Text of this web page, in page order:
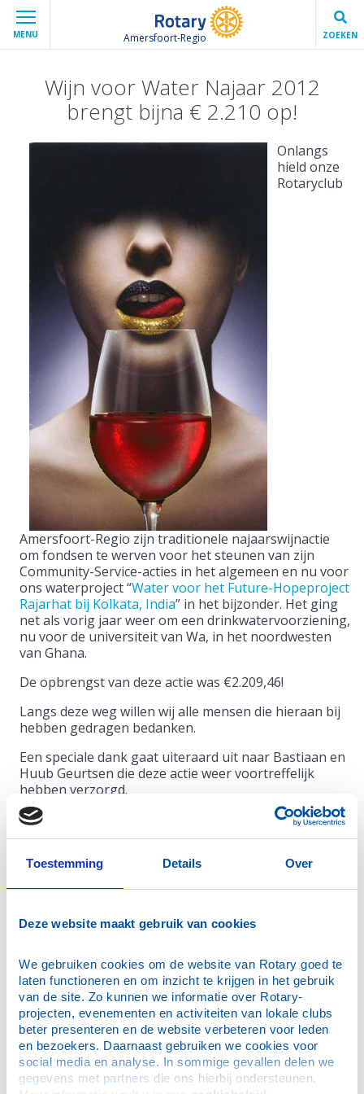
Toestemming Details Over
Deze website maakt gebruik van cookies
We gebruiken cookies om de website van Rotary goed te
laten functioneren en om inzicht te krijgen in het gebruik
van de site. Zo kunnen we informatie over Rotary-
projecten, evenementen en activiteiten van lokale clubs
beter presenteren en de website verbeteren voor leden
en bezoekers. Daarnaast gebruiken we cookies voor
social media en analyse. In sommige gevallen delen we
gegevens met partners die ons hierbij ondersteunen.
MENU Amersfoort-Regio ZOEKEN
Wijn voor Water Najaar 2012
brengt bijna € 2.210 op!
Onlangs
hield onze
Rotaryclub
Amersfoort-Regio zijn traditionele najaarswijnactie
om fondsen te werven voor het steunen van zijn
Community-Service-acties in het algemeen en nu voor
ons waterproject “Water voor het Future-Hopeproject
Rajarhat bij Kolkata, India” in het bijzonder. Het ging
net als vorig jaar weer om een drinkwatervoorziening,
nu voor de universiteit van Wa, in het noordwesten
van Ghana.
De opbrengst van deze actie was €2.209,46!
Langs deze weg willen wij alle mensen die hieraan bij
hebben gedragen bedanken.
Een speciale dank gaat uiteraard uit naar Bastiaan en
Huub Geurtsen die deze actie weer voortreffelijk
hebben verzorgd.
Mocht u deze actie nu gemist hebben, niet getreurd.
In het voorjaar hebben wij onze voorjaarswijnactie
deze actie nog kunt bestellen.
Henk Keetell
16 maart 2026: Open Avond
9 maart 2026: Cheque voor Vrienden van Meander t.b.v.
herinrichting familiekamers IC
20 februari 2026, AD/Amersfoortse Courant:
Rouwadvertentie Frans Zwarts
26 januari 2026: Frans Zwarts temidden van 'zijn' Rotaryclub